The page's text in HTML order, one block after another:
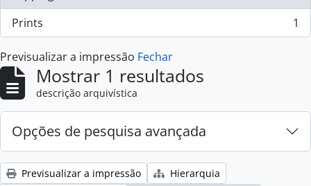
Prints
, 1 resultados 1
Previsualizar a impressão Fechar
Mostrar 1 resultados
descrição arquivística
Opções de pesquisa avançada
Previsualizar a impressão
Hierarquia